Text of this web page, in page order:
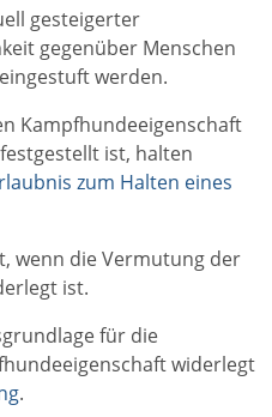
gesteigerter
gegenüber Menschen
werden.
Kampfhundeeigenschaft
ist, halten
zum Halten eines
wenn die Vermutung der
ist.
für die
widerlegt
.